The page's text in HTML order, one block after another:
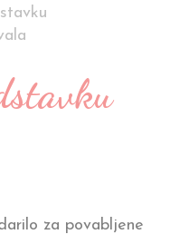
za povabljene